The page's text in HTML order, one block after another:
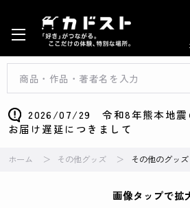
2026/07/29 令和8年熊本地震
お届け遅延につきまして
ホーム その他グッズ その他のグッズ
画像タップで拡